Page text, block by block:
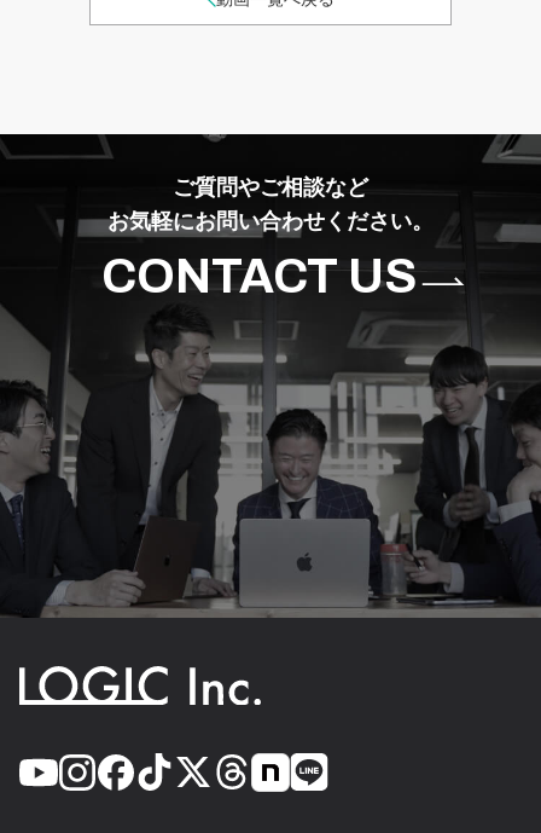
ご質問やご相談など
お気軽にお問い合わせください。
CONTACT US